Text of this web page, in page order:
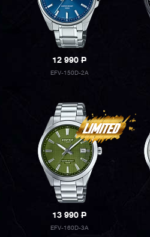
12 990P
EFV-150D-2A
13 990P
EFV-160D-3A